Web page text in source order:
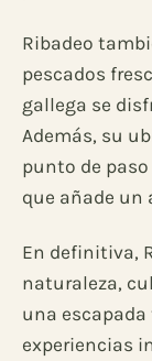
Ribadeo
pescados
gallega se
Además, su
punto de
que añade un
En definitiva,
naturaleza,
una
experiencias